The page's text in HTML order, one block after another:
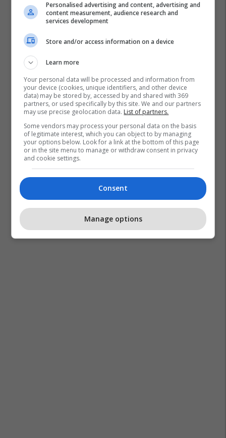
Personalised advertising and content, advertising and
content measurement, audience research and
services development
Store and/or access information on a device
Learn more
Your personal data will be processed and information from
your device (cookies, unique identifiers, and other device
data) may be stored by, accessed by and shared with 369
partners, or used specifically by this site. We and our partners
may use precise geolocation data. List of partners.
Some vendors may process your personal data on the basis
of legitimate interest, which you can object to by managing
your options below. Look for a link at the bottom of this page
or in the site menu to manage or withdraw consent in privacy
and cookie settings.
Consent
Manage options